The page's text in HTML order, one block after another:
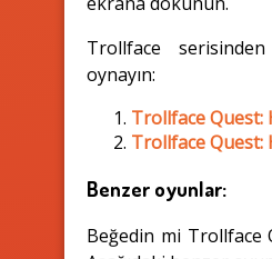
Trollface
oynayın:
Trollface Quest:
Trollface
Benzer oyunlar:
Beğedin mi Trollface